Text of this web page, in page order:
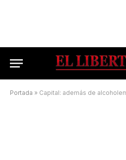
Portada » Capital: además de alcoholemia,